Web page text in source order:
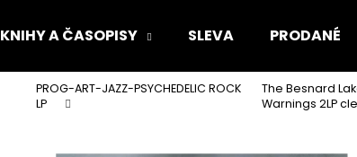
KNIHY A ČASOPISY SLEVA PRODANÉ
PROG-ART-JAZZ-PSYCHEDELIC ROCK
LP
The Besnard
Warnings 2LP
Co potřebujete najít?